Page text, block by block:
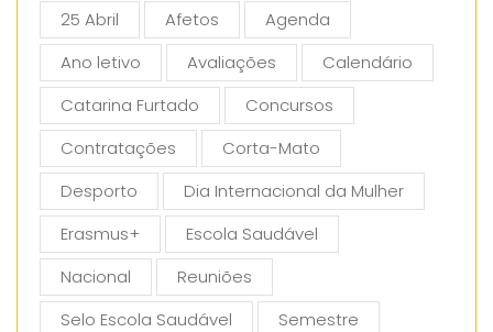
25 Abril Afetos
Agenda
Ano letivo
Avaliações
Calendário
Catarina Furtado
Concursos
Contratações
Corta-Mato
Desporto
Dia Internacional da Mulher
Erasmus+
Escola Saudável
Nacional
Reuniões
Selo Escola Saudável
Semestre